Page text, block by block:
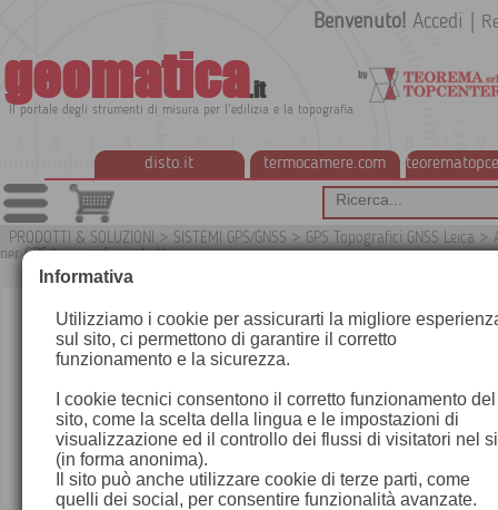
geomatica.it
Il portale degli strumenti di misura per l'edilizia e la topografia
disto.it termocamere.com
Benvenuto! Accedi
PRODOTTI & SOLUZIONI > SISTEMI GPS/GNSS > GPS Topografici GNSS Leica >
per GPS Leica>Caricabatterie
Informativa
Utilizziamo i cookie per assicurarti la migliore
sul sito, ci permettono di garantire il corretto
funzionamento e la sicurezza.
I cookie tecnici consentono il corretto funzionamento del
sito, come la scelta della lingua e le impostazioni di
visualizzazione ed il controllo dei flussi di visitatori nel
(in forma anonima).
Il sito può anche utilizzare cookie di terze parti, come
quelli dei social, per consentire funzionalità avanzate.